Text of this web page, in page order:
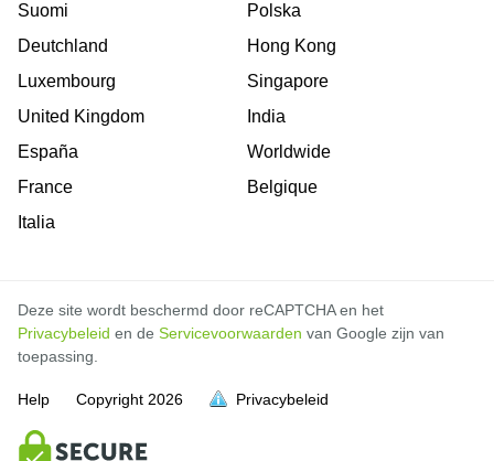
vol is
vol is
vol is
vol is
vol is
vol is
vol is
vol is
vol is
vol is
Suomi
Deutchland
Luxembourg
United Kingdom
España
France
Italia
Polska
Hong Kong
Singapore
India
Worldwide
Belgique
Deze site wordt beschermd door reCAPTCHA en het
Privacybeleid en de Servicevoorwaarden van Google zijn van
toepassing.
Help Copyright 2026 Privacybeleid